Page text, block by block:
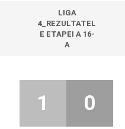
LIGA
4_REZULTATEL
E ETAPEI A 16-
A
1 0